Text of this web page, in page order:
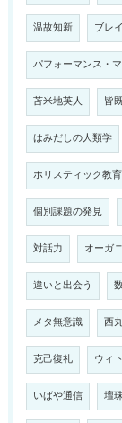
温故知新 ブレ
パフォーマンス・
苫米地英人 皆
はみだしの人類学
ホリスティック教育
個別課題の発見
対話力 オーガ
違いと出会う
メタ無意識 西
克己復礼 ウィ
いばや通信 壇